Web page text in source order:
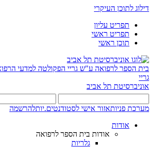
דילוג לתוכן העיקרי
תפריט עליון
תפריט ראשי
תוכן ראשי
בית הספר לרפואה ע"ש גריי הפקולטה למדעי
גריי
אוניברסיטת תל אביב
מערכת פניותאזור אישי לסטודנטים.יותלהרשמה
אודות
אודות בית הספר לרפואה
גלריות